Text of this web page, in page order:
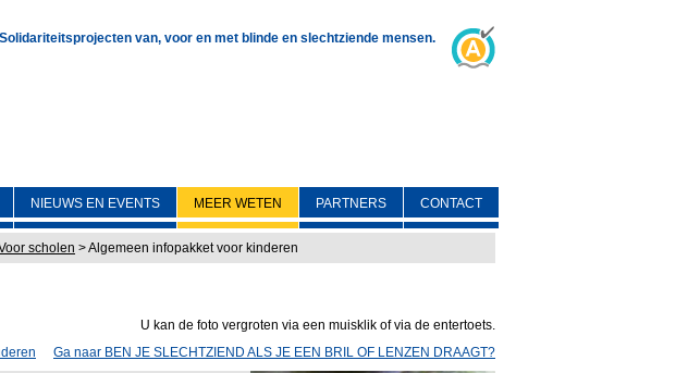
Solidariteitsprojecten van, voor en met blinde en slechtziende mensen.
NIEUWS EN EVENTS MEER WETEN PARTNERS CONTACT
scholen >Algemeen infopakket voor kinderen
U kan de foto vergroten via een muisklik of via de entertoets.
Ga naar BEN JE SLECHTZIEND ALS JE EEN BRIL OF LENZEN DRAAGT?